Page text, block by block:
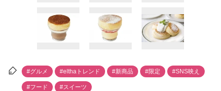
#グルメ #elthaトレンド #新商品 #限定 #SNS映え
#フード #スイーツ